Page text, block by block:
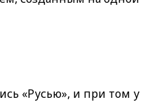
«Русью», и при том у